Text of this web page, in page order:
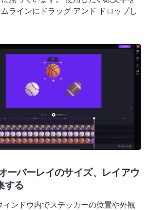
ラインにドラッグ アンド ドロップし
ーバーレイのサイズ、レイアウ
する
ンドウ内でステッカーの位置や外観